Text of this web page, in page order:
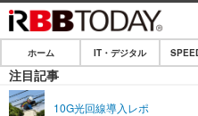
ホーム
IT・デジタル
ホーム IT・デジタル
注目記事
10G光回線導入レポ